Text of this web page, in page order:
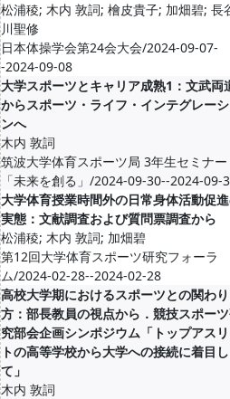
松浦稜; 木内 敦詞; 檜皮貴子; 加畑碧; 長
川聖修
日本体操学会第24会大会/2024-09-07-
-2024-09-08
大学スポーツとキャリア成熟1：文武両
からスポーツ・ライフ・インテグレー
ンへ
木内 敦詞
筑波大学体育スポーツ局 3年生セミナー
「未来を創る」/2024-09-30--2024-09-
大学体育授業時間外の日常身体活動促
実態：文献調査および質問票調査から
松浦稜; 木内 敦詞; 加畑碧
第12回大学体育スポーツ研究フォーラ
ム/2024-02-28--2024-02-28
高校大学期におけるスポーツとの関わり
方：部長教員の視点から．競技スポー
究部会企画シンポジウム「トップアス
トの高等学校から大学への接続に着目し
て」
木内 敦詞